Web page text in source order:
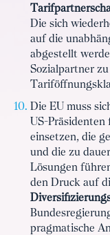
Die sich
auf die
abgestellt
Sozialpartner
Die EU muss
US-
einsetzen, die
und die zu
Lösungen
den Druck auf
pragmatische